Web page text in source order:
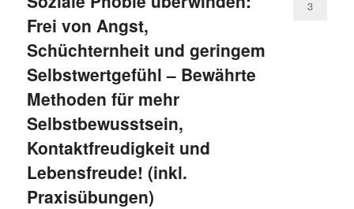
Frei von Angst,
Schüchternheit und geringem
Selbstwertgefühl – Bewährte
Methoden für mehr
Selbstbewusstsein,
Kontaktfreudigkeit und
Lebensfreude! (inkl.
Praxisübungen)
3